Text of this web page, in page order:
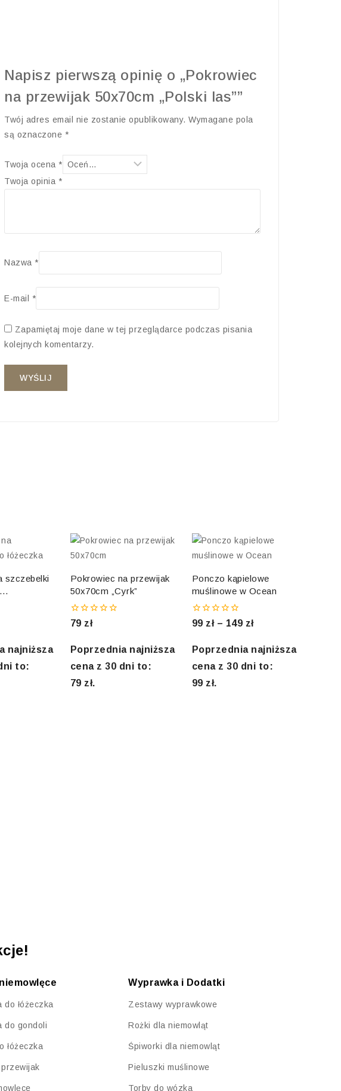
Napisz pierwszą opinię o „Pokrowiec
na przewijak 50x70cm „Polski las””
Twój adres email nie zostanie opublikowany. Wymagane pola
są oznaczone *
Twoja ocena *
Twoja opinia *
Nazwa *
E-mail *
Zapamiętaj moje dane w tej przeglądarce podczas pisania
kolejnych komentarzy.
szczebelki
najniższa
to:
Pokrowiec na przewijak
50x70cm „Cyrk”
0
5
79 zł
Poprzednia najniższa
cena z 30 dni to:
79 zł.
Ponczo kąpielowe
muślinowe w Ocean
0
5
99 zł – 149 zł
Poprzednia najniższa
cena z 30 dni to:
99 zł.
do łóżeczka
do gondoli
łóżeczka
Wyprawka i Dodatki
Zestawy wyprawkowe
Rożki dla niemowląt
Śpiworki dla niemowląt
Pieluszki muślinowe
Torby do wózka